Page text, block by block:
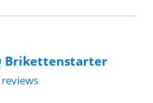
Brikettenstarter
2 reviews.